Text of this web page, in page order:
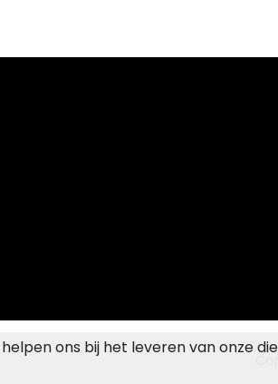
ons bij het leveren van onze